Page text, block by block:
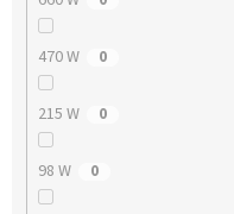
470 W 0
215 W 0
98 W 0